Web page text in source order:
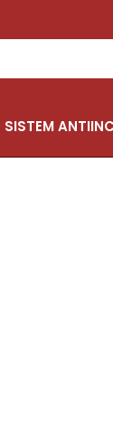
SISTEM